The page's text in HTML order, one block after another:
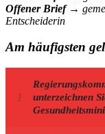
Offener Brief →
Entscheiderin
Am häufigsten
unterzeichnen